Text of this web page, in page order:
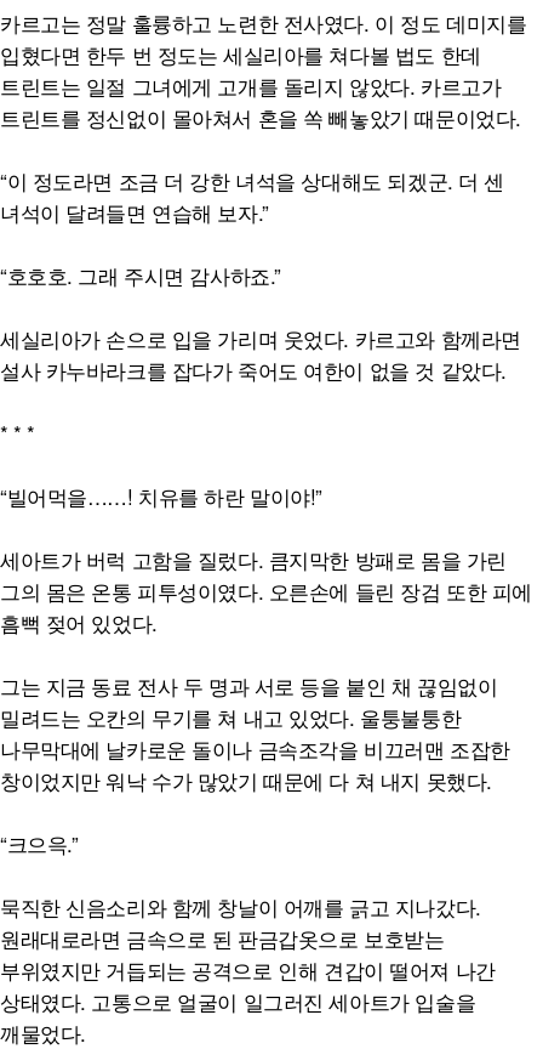
카르고는 정말 훌륭하고 노련한 전사였다. 이 정도 데미지를
입혔다면 한두 번 정도는 세실리아를 쳐다볼 법도 한데
트린트는 일절 그녀에게 고개를 돌리지 않았다. 카르고가
트린트를 정신없이 몰아쳐서 혼을 쏙 빼놓았기 때문이었다.
“이 정도라면 조금 더 강한 녀석을 상대해도 되겠군. 더 센
녀석이 달려들면 연습해 보자.”
“호호호. 그래 주시면 감사하죠.”
세실리아가 손으로 입을 가리며 웃었다. 카르고와 함께라면
설사 카누바라크를 잡다가 죽어도 여한이 없을 것 같았다.
* * *
“빌어먹을……! 치유를 하란 말이야!”
세아트가 버럭 고함을 질렀다. 큼지막한 방패로 몸을 가린
그의 몸은 온통 피투성이였다. 오른손에 들린 장검 또한 피에
흠뻑 젖어 있었다.
그는 지금 동료 전사 두 명과 서로 등을 붙인 채 끊임없이
밀려드는 오칸의 무기를 쳐 내고 있었다. 울퉁불퉁한
나무막대에 날카로운 돌이나 금속조각을 비끄러맨 조잡한
창이었지만 워낙 수가 많았기 때문에 다 쳐 내지 못했다.
“크으윽.”
묵직한 신음소리와 함께 창날이 어깨를 긁고 지나갔다.
원래대로라면 금속으로 된 판금갑옷으로 보호받는
부위였지만 거듭되는 공격으로 인해 견갑이 떨어져 나간
상태였다. 고통으로 얼굴이 일그러진 세아트가 입술을
깨물었다.